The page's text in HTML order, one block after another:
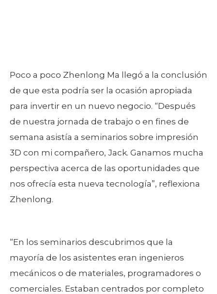
Poco a poco Zhenlong Ma llegó a la conclusión
de que esta podría ser la ocasión apropiada
para invertir en un nuevo negocio. “Después
de nuestra jornada de trabajo o en fines de
semana asistía a seminarios sobre impresión
3D con mi compañero, Jack. Ganamos mucha
perspectiva acerca de las oportunidades que
nos ofrecía esta nueva tecnología”, reflexiona
Zhenlong.
“En los seminarios descubrimos que la
mayoría de los asistentes eran ingenieros
mecánicos o de materiales, programadores o
comerciales. Estaban centrados por completo